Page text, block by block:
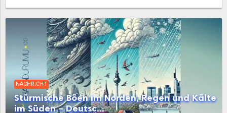
Bergedorf Bergstedt Billbrook
Billstedt Billwerder an der Bille Blankenese
Boberg Borgfelde Borghorst
Brakenburg Bramfeld Cranz
NACHRICHT
Stürmische Böen im Norden, Regen und Kälte
im Süden – Deutsc...